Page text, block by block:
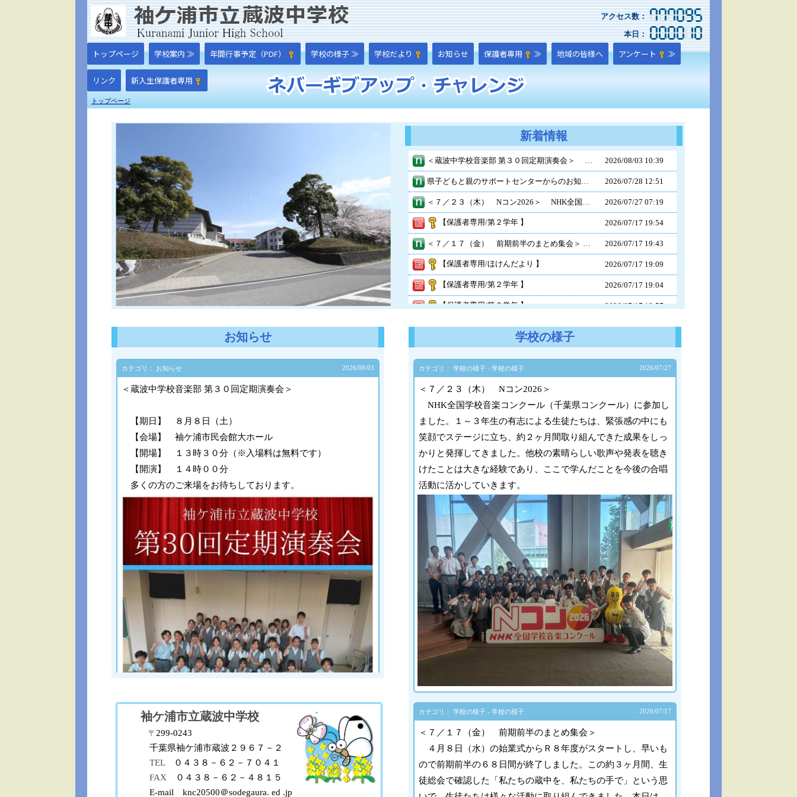
アクセス数：
本日：
トップページ
トップページ 学校案内 ≫ 年間行事予定（PDF） 学校の様子 ≫ 学校だより お知らせ 保護者専用 ≫ 地域の皆様へ アンケート ≫
リンク 新入生保護者専用
新着情報
＜蔵波中学校音楽部 第３０回定期演奏会＞ 【期日】 ８月８日（土） 【会場】 袖ケ浦市民会館大ホール 【開場】 １３時３０分（※入場料は無料です） 【開演】 １４時００分 多くの方のご来場をお待ちしております。 2026/08/03 10:39
県子どもと親のサポートセンターからのお知らせ 2026/07/28 12:51
＜７／２３（木） Nコン2026＞ NHK全国学校音楽コンクール（千葉県コンクール）に参加しました。１～３年生の有志による生徒たちは、緊張感の中にも笑顔でステージに立ち、約２ヶ月間取り組んできた成果をしっかりと発揮してきました。他校の素晴らしい歌声や発表を聴きけたことは大きな経験であり、ここで学んだことを今後の合唱活動に活かしていきます。 2026/07/27 07:19
【保護者専用/第２学年 】 2026/07/17 19:54
＜７／１７（金） 前期前半のまとめ集会＞ ４月８日（水）の始業式からＲ８年度がスタートし、早いもので前期前半の６８日間が終了しました。この約３ヶ月間、生徒総会で確認した「私たちの蔵中を、私たちの手で」という思いで、生徒たちは様々な活動に取り組んできました。本日は、その成果と課題を各学年の集会で振り返った後、まとめの全校集会を実施しました。明日から始まる４４日間の夏季休業を有効に活用し、８月３１日（月）に笑顔で再会できることを楽しみにしています。 2026/07/17 19:43
【保護者専用/ほけんだより 】 2026/07/17 19:09
【保護者専用/第２学年 】 2026/07/17 19:04
【保護者専用/第２学年 】 2026/07/17 18:57
【保護者専用/第３学年 】 2026/07/17 17:34
【保護者専用/第１学年 】 2026/07/17 17:20
お知らせ
カテゴリ： お知らせ 2026/08/03
＜蔵波中学校音楽部 第３０回定期演奏会＞
【期日】 ８月８日（土）
【会場】 袖ケ浦市民会館大ホール
【開場】 １３時３０分（※入場料は無料です）
【開演】 １４時００分
多くの方のご来場をお待ちしております。
学校の様子
カテゴリ： 学校の様子 - 学校の様子 2026/07/27
＜７／２３（木） Nコン2026＞
NHK全国学校音楽コンクール（千葉県コンクール）に参加し
ました。１～３年生の有志による生徒たちは、緊張感の中にも
笑顔でステージに立ち、約２ヶ月間取り組んできた成果をしっ
かりと発揮してきました。他校の素晴らしい歌声や発表を聴き
けたことは大きな経験であり、ここで学んだことを今後の合唱
活動に活かしていきます。
カテゴリ： 学校の様子 - 学校の様子 2026/07/17
＜７／１７（金） 前期前半のまとめ集会＞
４月８日（水）の始業式からＲ８年度がスタートし、早いも
ので前期前半の６８日間が終了しました。この約３ヶ月間、生
徒総会で確認した「私たちの蔵中を、私たちの手で」という思
袖ケ浦市立蔵波中学校
〒 299-0243
千葉県袖ケ浦市蔵波２９６７－２
TEL
０４３８－６２－７０４１
FAX
０４３８－６２－４８１５
E-mail knc20500＠sodegaura. ed .jp